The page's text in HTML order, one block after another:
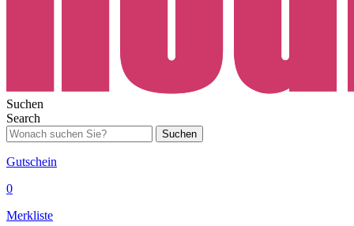
Suchen
Search
Suchen
Gutschein
0
Merkliste